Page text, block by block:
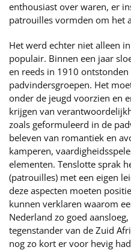
enthousiast over waren, er
patrouilles vormden om het
Het werd echter niet alleen
populair. Binnen een jaar
en reeds in 1910
padvindersgroepen. Het
onder de jeugd voorzien en
krijgen van
zoals geformuleerd in de
beleven van romantiek en
kamperen,
elementen. Tenslotte sprak
(patrouilles) met een eigen
deze aspecten moeten
kunnen verklaren waarom
Nederland zo goed
tegenstander van de Zuid
nog zo kort er voor hevig